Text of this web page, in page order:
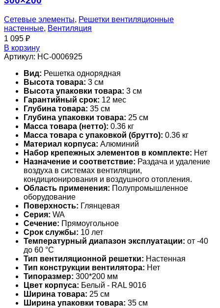
Сетевые элементы, Решетки вентиляционные
настенные, Вентиляция
1 095 ₽
В корзину
Артикул: НС-0006925
Вид: Решетка однорядная
Высота товара: 3 см
Высота упаковки товара: 3 см
Гарантийный срок: 12 мес
Глубина товара: 35 см
Глубина упаковки товара: 25 см
Масса товара (нетто): 0.36 кг
Масса товара с упаковкой (брутто): 0.36 кг
Материал корпуса: Алюминий
Набор крепежных элементов в комплекте: Нет
Назначение и соответствие: Раздача и удаление
воздуха в системах вентиляции,
кондиционирования и воздушного отопления.
Область применения: Полупромышленное
оборудование
Поверхность: Глянцевая
Серия: WA
Сечение: Прямоугольное
Срок службы: 10 лет
Температурный диапазон эксплуатации: от -40
до 60 °С
Тип вентиляционной решетки: Настенная
Тип конструкции вентилятора: Нет
Типоразмер: 300*200 мм
Цвет корпуса: Белый - RAL 9016
Ширина товара: 25 см
Ширина упаковки товара: 35 см